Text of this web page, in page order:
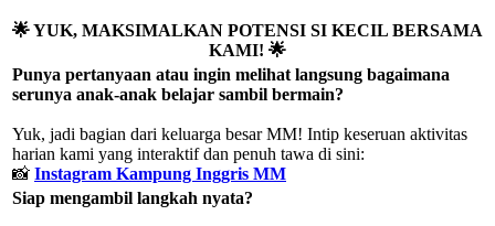
🌟YUK, MAKSIMALKAN POTENSI SI KECIL BERSAMA
KAMI! 🌟
Punya pertanyaan atau ingin melihat langsung bagaimana
serunya anak-anak belajar sambil bermain?
Yuk, jadi bagian dari keluarga besar MM! Intip keseruan aktivitas
harian kami yang interaktif dan penuh tawa di sini:
📸 Instagram Kampung Inggris MM
Siap mengambil langkah nyata?